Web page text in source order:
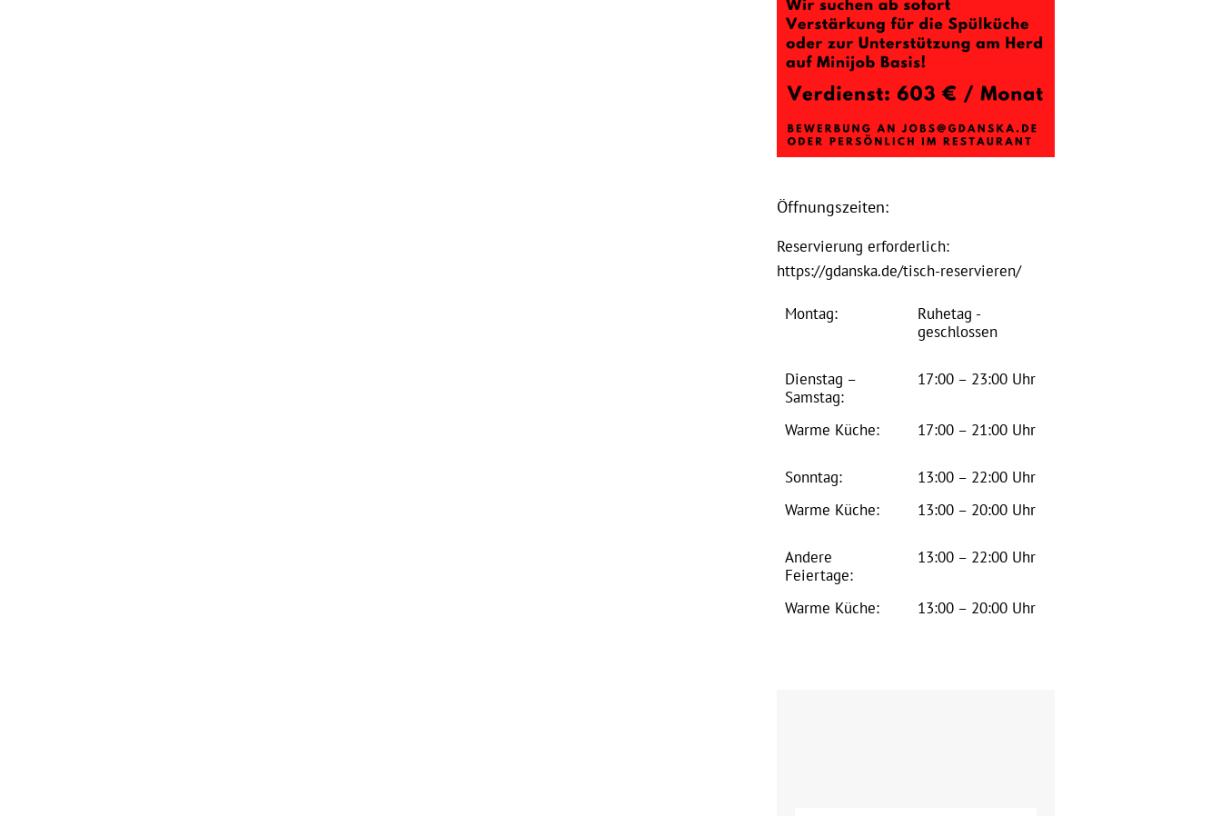
Öffnungszeiten:
Reservierung erforderlich:
https://gdanska.de/tisch-reservieren/
Montag:
Ruhetag -
geschlossen
Dienstag –
Samstag:
17:00 – 23:00 Uhr
Warme Küche: 17:00 – 21:00 Uhr
Sonntag:
13:00 – 22:00 Uhr
Warme Küche:
13:00 – 20:00 Uhr
Andere
Feiertage:
13:00 – 22:00 Uhr
Warme Küche: 13:00 – 20:00 Uhr